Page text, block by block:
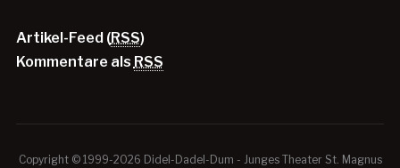
Artikel-Feed (RSS)
Kommentare als RSS
Copyright © 1999-2026 Didel-Dadel-Dum - Junges Theater St. Magnus